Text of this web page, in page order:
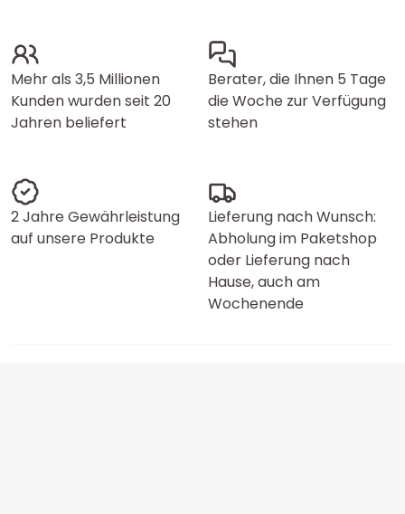
Mehr als 3,5 Millionen
Kunden wurden seit 20
Jahren beliefert
Berater, die Ihnen 5 Tage
die Woche zur Verfügung
stehen
2 Jahre Gewährleistung
auf unsere Produkte
Lieferung nach Wunsch:
Abholung im Paketshop
oder Lieferung nach
Hause, auch am
Wochenende